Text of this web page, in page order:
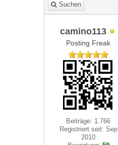
Suchen
camino113
Posting Freak
Beiträge: 1.766
Registriert seit: Sep
2010